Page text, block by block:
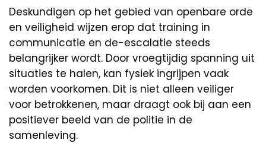
Deskundigen op het gebied van openbare orde
en veiligheid wijzen erop dat training in
communicatie en de-escalatie steeds
belangrijker wordt. Door vroegtijdig spanning uit
situaties te halen, kan fysiek ingrijpen vaak
worden voorkomen. Dit is niet alleen veiliger
voor betrokkenen, maar draagt ook bij aan een
positiever beeld van de politie in de
samenleving.